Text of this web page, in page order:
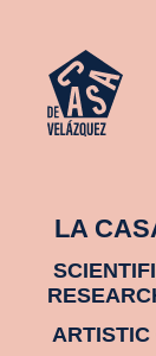
LA
ARTISTIC